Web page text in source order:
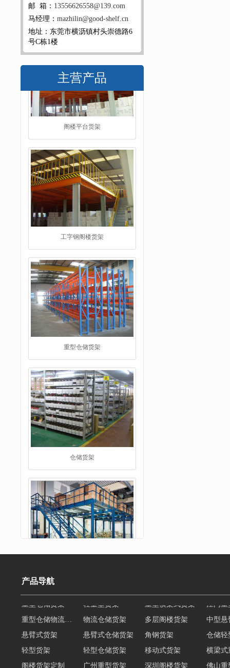
邮 箱： 13556626558@139.com
马经理： mazhilin@good-shelf.cn
地址：东莞市横沥镇村头崇德路6
号C栋1楼
主营产品
工字钢阁楼货架
重型仓储货架
仓储货架
阁楼货架
产品导航